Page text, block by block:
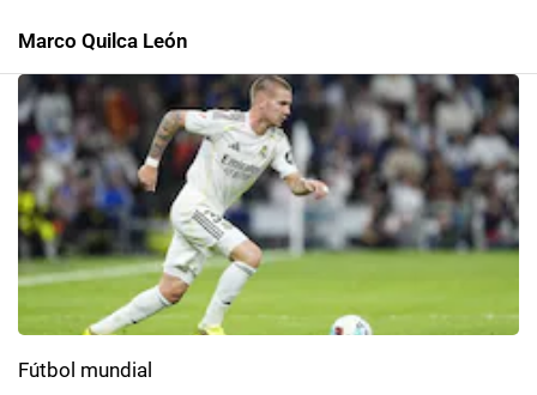
Marco Quilca León
Fútbol mundial